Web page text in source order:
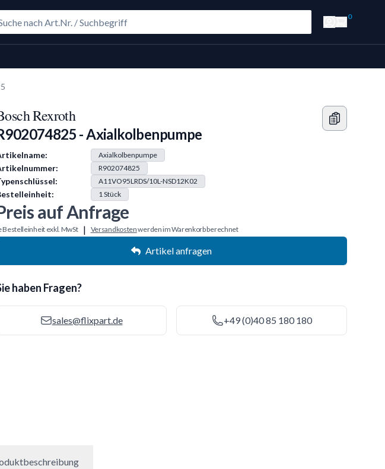
0
Rexroth
- Axialkolbenpumpe
Information Axialkolbenpumpe
R902074825
A11VO95LRDS/10L-NSD12K02
1Stück
auf Anfrage
Bestelleinheit exkl. MwSt | Versandkostenwerden im Warenkorb berechnet
Artikel anfragen
haben Fragen?
sales@flixpart.de +49 (0)40 85 180 180